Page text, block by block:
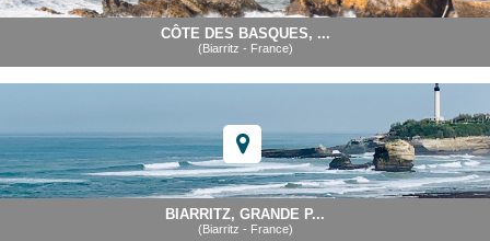
CÔTE DES BASQUES, ...
(Biarritz - France)
BIARRITZ, GRANDE P...
(Biarritz - France)